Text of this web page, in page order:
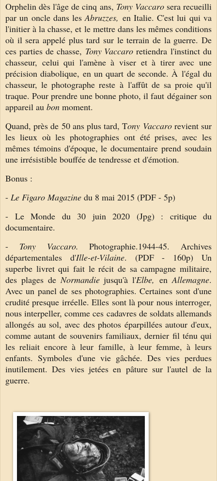
Orphelin dès l'âge de cinq ans, Tony Vaccarosera recueilli
par un oncle dans lesAbruzzes, en Italie. C'est lui qui va
l'initier à la chasse, et le mettre dans les mêmes conditions
où il sera appelé plus tard sur le terrain de la guerre. De
ces parties de chasse, Tony Vaccaroretiendra l'instinct du
chasseur, celui qui l'amène à viser et à tirer avec une
précision diabolique, en un quart de seconde. À l'égal du
chasseur, le photographe reste à l'affût de sa proie qu'il
traque. Pour prendre une bonne photo, il faut dégainer son
appareil au bon moment.
Quand, près de 50 ans plus tard, Tony Vaccaro revient sur
les lieux où les photographies ont été prises, avec les
mêmes témoins d'époque, le documentaire prend soudain
une irrésistible bouffée de tendresse et d'émotion.
Bonus :
- Le Figaro Magazine du 8 mai 2015 (PDF - 5p)
- Le Monde du 30 juin 2020 (Jpg) : critique du
documentaire.
- Tony Vaccaro. Photographie.1944-45. Archives
départementales d'Ille-et-Vilaine. (PDF - 160p) Un
superbe livret qui fait le récit de sa campagne militaire,
des plages de Normandiejusqu'à l'Elbe,enAllemagne.
Avec un panel de ses photographies. Certaines sont d'une
crudité presque irréelle. Elles sont là pour nous interroger,
nous interpeller, comme ces cadavres de soldats allemands
allongés au sol, avec des photos éparpillées autour d'eux,
comme autant de souvenirs familiaux, dernier fil ténu qui
les reliait encore à leur famille, à leur femme, à leurs
enfants. Symboles d'une vie gâchée. Des vies perdues
inutilement. Des vies jetées en pâture sur l'autel de la
guerre.